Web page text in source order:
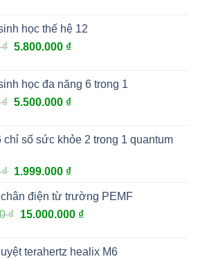
học thế hệ 12
₫ 5.800.000 ₫
học đa năng 6 trong 1
₫ 5.500.000 ₫
chỉ số sức khỏe 2 trong 1 quantum
₫ 1.999.000 ₫
chân điện từ trường PEMF
₫ 15.000.000 ₫
terahertz healix M6